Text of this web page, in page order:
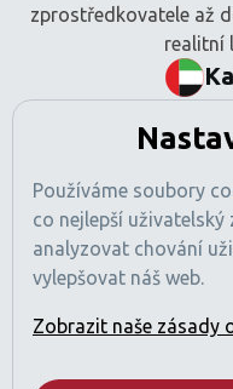
zprostředkovatele až
realitní
Tamani
Číslo
Licencovaná činnost:
Používáme soubory
co nejlepší
analyzovat chování
vylepšovat náš web.
Zobrazit naše zásady